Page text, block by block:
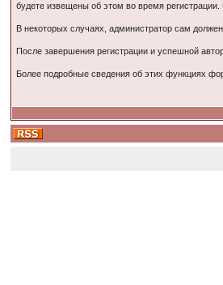
будете извещены об этом во время
В некоторых случаях, администратор сам
После завершения регистрации и успешной
Более подробные сведения об этих функциях